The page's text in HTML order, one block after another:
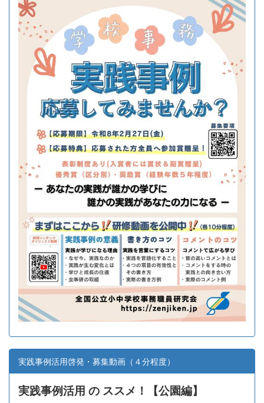
実践事例活用啓発・募集動画（４分程度）
実践事例活用 の ススメ！【公園編】